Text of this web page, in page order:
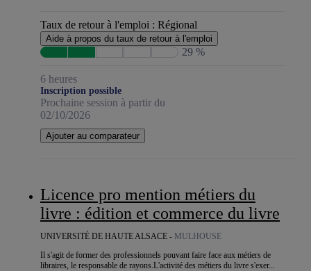
Taux de retour à l'emploi : Régional
Aide à propos du taux de retour à l'emploi
29 %
6 heures
Inscription possible
Prochaine session à partir du
02/10/2026
Ajouter au comparateur
Licence pro mention métiers du
livre : édition et commerce du livre
UNIVERSITÉ DE HAUTE ALSACE - MULHOUSE
Il s'agit de former des professionnels pouvant faire face aux métiers de
libraires, le responsable de rayons.L'activité des métiers du livre s'exer...